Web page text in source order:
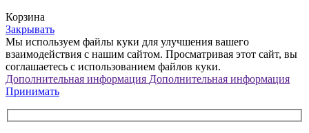
Корзина
Закрывать
Мы используем файлы куки для улучшения вашего
взаимодействия с нашим сайтом. Просматривая этот сайт, вы
соглашаетесь с использованием файлов куки.
Дополнительная информация Дополнительная информация
Принимать